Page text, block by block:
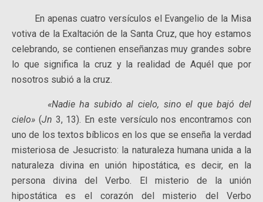
En apenas cuatro versículos el Evangelio de la Misa
votiva de la Exaltación de la Santa Cruz, que hoy estamos
celebrando, se contienen enseñanzas muy grandes sobre
lo que significa la cruz y la realidad de Aquél que por
nosotros subió a la cruz.
«Nadie ha subido al cielo, sino el que bajó del
cielo» (Jn 3, 13). En este versículo nos encontramos con
uno de los textos bíblicos en los que se enseña la verdad
misteriosa de Jesucristo: la naturaleza humana unida a la
naturaleza divina en unión hipostática, es decir, en la
persona divina del Verbo. El misterio de la unión
hipostática es el corazón del misterio del Verbo